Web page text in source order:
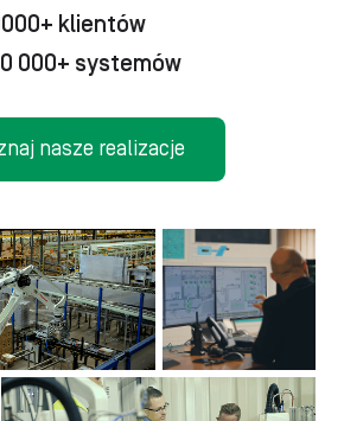
klientów
000+ systemów
nasze realizacje